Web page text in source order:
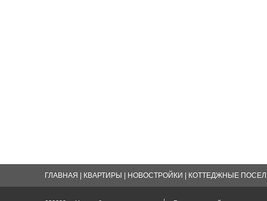
ГЛАВНАЯ КВАРТИРЫ НОВОСТРОЙКИ КОТТЕДЖНЫЕ